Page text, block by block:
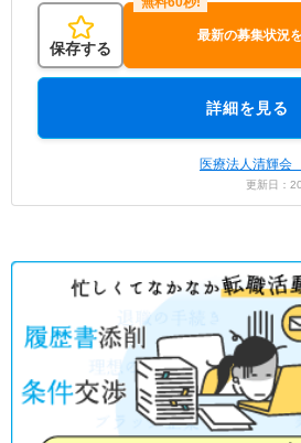
保存する
最新の募集状況
詳細を見る
医療法人清輝
更新日：